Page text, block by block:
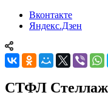
Вконтакте
Яндекс.Дзен
СТФЛ Стеллаж